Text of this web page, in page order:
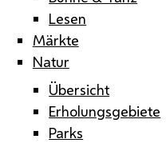
Lesen
Märkte
Natur
Übersicht
Erholungsgebiete
Parks